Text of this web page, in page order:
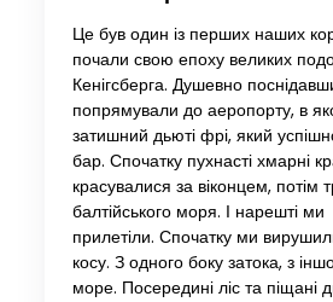
Це був один із перших наших
почали свою епоху великих
Кенігсберга. Душевно
попрямували до аеропорту, в
затишний дьюті фрі, який
бар. Спочатку пухнасті хмарні
красувалися за віконцем, потім
балтійського моря. І нарешті ми
прилетіли. Спочатку ми
косу. З одного боку затока, з
море. Посередині ліс та піщані